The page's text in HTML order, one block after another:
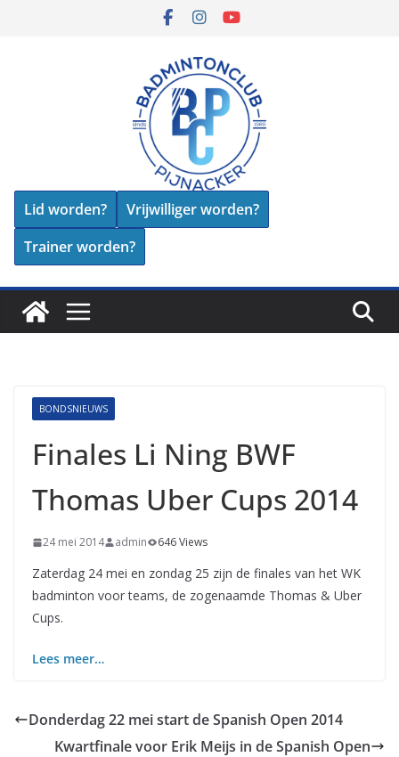
Lid worden?
Vrijwilliger worden?
Trainer worden?
BONDSNIEUWS
Finales Li Ning BWF
Thomas Uber Cups 2014
24 mei 2014 admin 646 Views
Zaterdag 24 mei en zondag 25 zijn de finales van het WK
badminton voor teams, de zogenaamde Thomas & Uber
Cups.
Lees meer…
Donderdag 22 mei start de Spanish Open 2014
Kwartfinale voor Erik Meijs in de Spanish Open